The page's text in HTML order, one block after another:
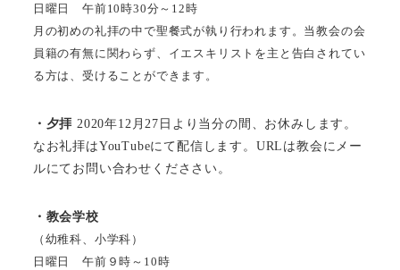
日曜日 午前10時30分～12時
月の初めの礼拝の中で聖餐式が執り行われます。当教会の会
員籍の有無に関わらず、イエスキリストを主と告白されてい
る方は、受けることができます。
・夕拝 2020年12月27日より当分の間、お休みします。
なお礼拝はYouTubeにて配信します。URLは教会にメー
ルにてお問い合わせくだささい。
・教会学校
（幼稚科、小学科）
日曜日 午前９時～10時